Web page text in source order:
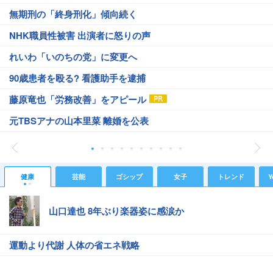
無期刑の「終身刑化」傾向続く
NHK職員性被害 出演者に怒りの声
れいわ「いのちの党」に変更へ
90歳患者を殴る? 看護助手を逮捕
藤原竜也「労務改善」をアピール
元TBSアナの山本里菜 離婚を公表
健康 芸能 ゴシップ 女子 トレンド
山口達也 8年ぶり楽器姿に感涙か
運動より代謝 人体の省エネ戦略